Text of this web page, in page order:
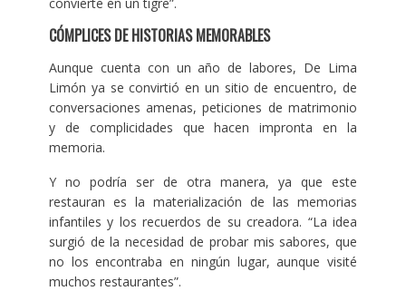
CÓMPLICES DE HISTORIAS MEMORABLES
Aunque cuenta con un año de labores, De Lima
Limón ya se convirtió en un sitio de encuentro, de
conversaciones amenas, peticiones de matrimonio
y de complicidades que hacen impronta en la
memoria.
Y no podría ser de otra manera, ya que este
restauran es la materialización de las memorias
infantiles y los recuerdos de su creadora. “La idea
surgió de la necesidad de probar mis sabores, que
no los encontraba en ningún lugar, aunque visité
muchos restaurantes”.